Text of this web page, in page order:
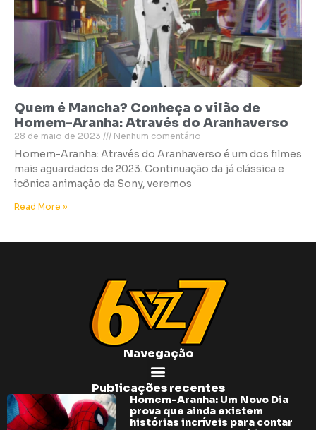
Quem é Mancha? Conheça o vilão de
Homem-Aranha: Através do Aranhaverso
28 de maio de 2023 Nenhum comentário
Homem-Aranha: Através do Aranhaverso é um dos filmes
mais aguardados de 2023. Continuação da já clássica e
icônica animação da Sony, veremos
Read More »
Navegação
Publicações recentes
Homem-Aranha: Um Novo Dia
prova que ainda existem
histórias incríveis para contar